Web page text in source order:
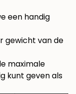
een handig
gewicht van de
maximale
kunt geven als